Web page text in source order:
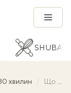
SHUBA
хвилин Що приготувати з листкового тіста: цибулеві мінітарти